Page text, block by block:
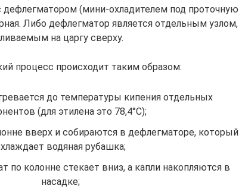
дефлегматором (мини-охладителем под проточную
Либо дефлегматор является отдельным узлом,
на царгу сверху.
процесс происходит таким образом:
до температуры кипения отдельных
(для этилена это 78,4°С);
вверх и собираются в дефлегматоре, который
водяная рубашка;
по колонне стекает вниз, а капли накопляются в
насадке;